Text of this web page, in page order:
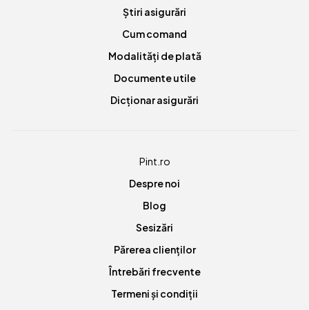
Știri asigurări
Cum comand
Modalități de plată
Documente utile
Dicționar asigurări
Pint.ro
Despre noi
Blog
Sesizări
Părerea clienților
Întrebări frecvente
Termeni și condiții